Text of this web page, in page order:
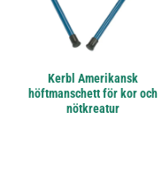
Kerbl Amerikansk
höftmanschett för kor och
nötkreatur